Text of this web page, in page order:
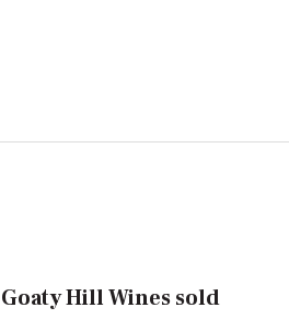
Goaty Hill Wines sold